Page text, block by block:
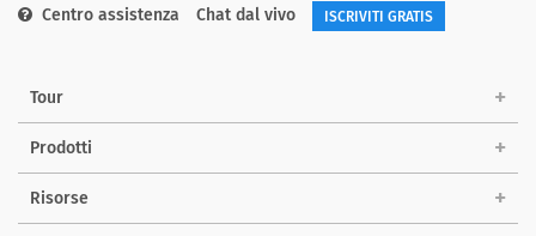
Centro assistenza Chat dal vivo ISCRIVITI GRATIS
Tour
Prodotti
Risorse